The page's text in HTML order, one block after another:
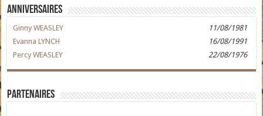
Anniversaires
Ginny WEASLEY
11/08/1981
Evanna LYNCH
16/08/1991
Percy WEASLEY
22/08/1976
Partenaires